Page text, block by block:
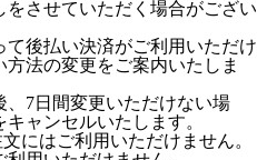
させていただく場合がござい
後払い決済がご利用いただけ
法の変更をご案内いたしま
7日間変更いただけない場
ャンセルいたします。
にはご利用いただけません。